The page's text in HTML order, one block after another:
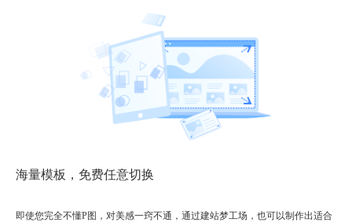
海量模板，免费任意切换
即使您完全不懂P图，对美感一窍不通，通过建站梦工场，也可以制作出适合